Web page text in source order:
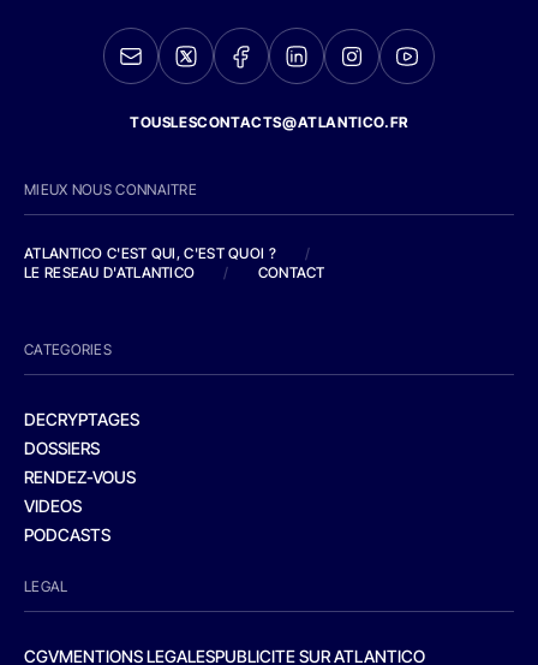
TOUSLESCONTACTS@ATLANTICO.FR
MIEUX NOUS CONNAITRE
ATLANTICO C'EST QUI, C'EST QUOI ?
/
LE RESEAU D'ATLANTICO
/ CONTACT
CATEGORIES
DECRYPTAGES
DOSSIERS
RENDEZ-VOUS
VIDEOS
PODCASTS
LEGAL
CGVMENTIONS LEGALESPUBLICITE SUR ATLANTICO